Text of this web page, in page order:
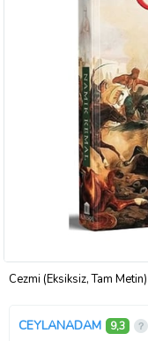
Cezmi (Eksiksiz, Tam Metin)
CEYLANADAM 9,3